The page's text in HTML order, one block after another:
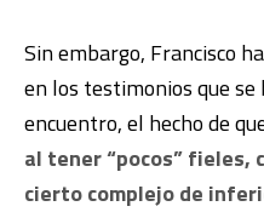
Sin embargo, Francisco
en los testimonios que
encuentro, el hecho de
al tener “pocos” fieles,
cierto complejo de